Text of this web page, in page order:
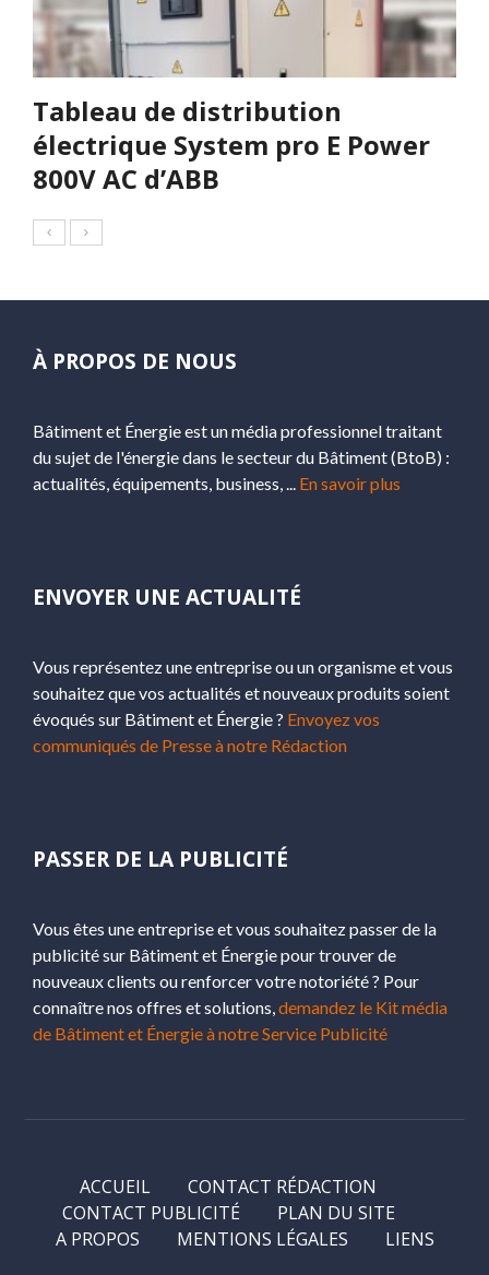
Tableau de distribution
électrique System pro E Power
800V AC d’ABB
À PROPOS DE NOUS
Bâtiment et Énergie est un média professionnel traitant
du sujet de l'énergie dans le secteur du Bâtiment (BtoB) :
actualités, équipements, business, ... En savoir plus
ENVOYER UNE ACTUALITÉ
Vous représentez une entreprise ou un organisme et vous
souhaitez que vos actualités et nouveaux produits soient
évoqués sur Bâtiment et Énergie ? Envoyez vos
communiqués de Presse à notre Rédaction
PASSER DE LA PUBLICITÉ
Vous êtes une entreprise et vous souhaitez passer de la
publicité sur Bâtiment et Énergie pour trouver de
nouveaux clients ou renforcer votre notoriété ? Pour
connaître nos offres et solutions,demandez le Kit média
de Bâtiment et Énergie à notre Service Publicité
ACCUEIL
CONTACT RÉDACTION
CONTACT PUBLICITÉ
PLAN DU SITE
A PROPOS
MENTIONS LÉGALES LIENS